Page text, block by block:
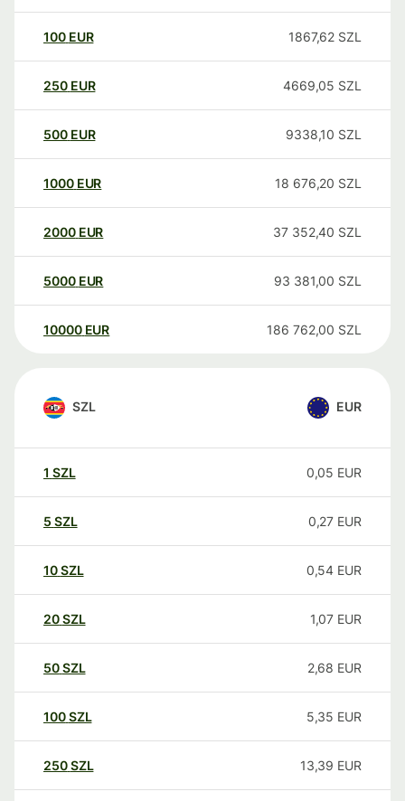
100 EUR 1867,62 SZL
250 EUR 4669,05 SZL
500 EUR 9338,10 SZL
1000 EUR 18 676,20 SZL
2000 EUR 37 352,40 SZL
5000 EUR 93 381,00 SZL
10000 EUR 186 762,00 SZL
SZL EUR
1 SZL 0,05 EUR
5 SZL 0,27 EUR
10SZL 0,54 EUR
20SZL 1,07 EUR
50SZL 2,68 EUR
100SZL 5,35 EUR
250SZL 13,39 EUR